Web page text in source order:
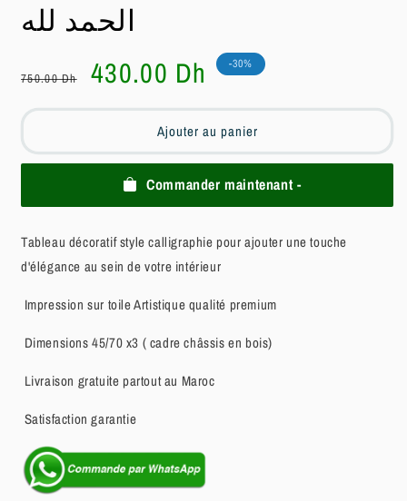
média
1
fenêtre
modale
الحمد لله
habituel
750.00 Dh
Prix
soldé
430.00 Dh -30%
Ajouter au panier
Commander maintenant -
Tableau décoratif style calligraphie pour ajouter une touche
d'élégance au sein de votre intérieur
Impression sur toile Artistique qualité premium
Dimensions 45/70 x3 ( cadre châssis en bois)
Livraison gratuite partout au Maroc
Satisfaction garantie